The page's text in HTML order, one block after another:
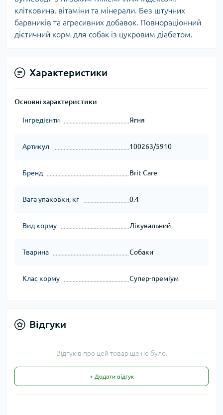
клітковина, вітаміни та мінерали. Без штучних
барвників та агресивних добавок. Повнораціонний
дієтичний корм для собак із цукровим діабетом.
Характеристики
Основні характеристики
Інгредієнти Ягня
Артикул 100263/5910
Бренд Brit Care
Вага упаковки, кг 0.4
Вид корму Лікувальний
Тварина Собаки
Клас корму Супер-преміум
Відгуки
Відгуків про цей товар ще не було.
+ Додати відгук